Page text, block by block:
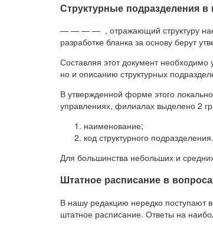
Структурные подразделения
— — — — , отражающий структуру
разработке бланка за основу берут
Составляя этот документ
но и описанию структурных
В утвержденной форме этого
управлениях, филиалах выделено 2
наименование;
код структурного подразделения.
Для большинства небольших и
Штатное расписание в
В нашу редакцию нередко поступают
штатное расписание. Ответы на